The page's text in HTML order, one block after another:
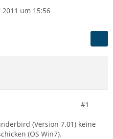
2011 um 15:56
#1
(Version 7.01) keine
(OS Win7).